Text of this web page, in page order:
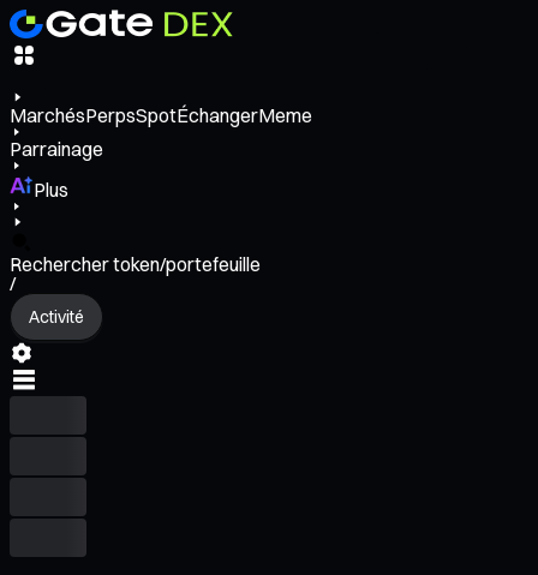
MarchésPerpsSpotÉchangerMeme
Parrainage
Plus
Rechercher token/portefeuille
/
Activité